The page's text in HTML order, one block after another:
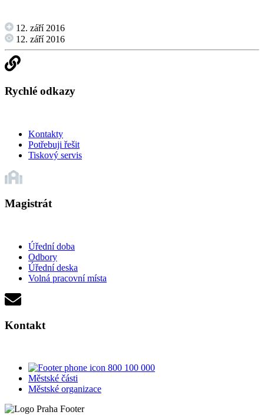
12. září 2016
12. září 2016
Rychlé odkazy
Kontakty
Potřebuji řešit
Tiskový servis
Magistrát
Úřední doba
Odbory
Úřední deska
Volná pracovní místa
Kontakt
800 100 000
Městské části
Městské organizace